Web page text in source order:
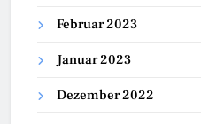
Februar 2023
Januar 2023
Dezember 2022